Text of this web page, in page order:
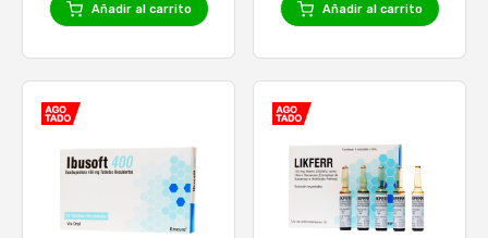
Añadir al carrito Añadir al carrito